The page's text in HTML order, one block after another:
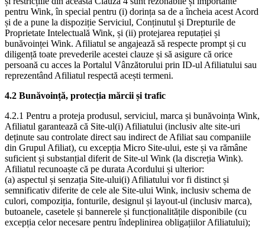
pentru Wink, în special pentru (i) dorința sa de a încheia acest Acord
și de a pune la dispoziție Serviciul, Conținutul și Drepturile de
Proprietate Intelectuală Wink, și (ii) protejarea reputației și
bunăvoinței Wink. Afiliatul se angajează să respecte prompt și cu
diligență toate prevederile acestei clauze și să asigure că orice
persoană cu acces la Portalul Vânzătorului prin ID-ul Afiliatului sau
reprezentând Afiliatul respectă acești termeni.
4.2 Bunăvoință, protecția mărcii și trafic
4.2.1 Pentru a proteja produsul, serviciul, marca și bunăvoința Wink,
Afiliatul garantează că Site-ul(i) Afiliatului (inclusiv alte site-uri
deținute sau controlate direct sau indirect de Afiliat sau companiile
din Grupul Afiliat), cu excepția Micro Site-ului, este și va rămâne
suficient și substanțial diferit de Site-ul Wink (la discreția Wink).
Afiliatul recunoaște că pe durata Acordului și ulterior:
(a) aspectul și senzația Site-ului(i) Afiliatului vor fi distinct și
semnificativ diferite de cele ale Site-ului Wink, inclusiv schema de
culori, compoziția, fonturile, designul și layout-ul (inclusiv marca),
butoanele, casetele și bannerele și funcționalitățile disponibile (cu
excepția celor necesare pentru îndeplinirea obligațiilor Afiliatului);